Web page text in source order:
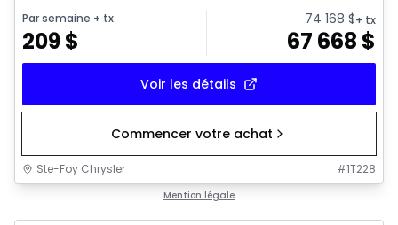
Par semaine + tx
209$
74 168$+ tx
67 668 $
Voir les détails
Commencer votre achat
Ste-Foy Chrysler #1T228
Mention légale